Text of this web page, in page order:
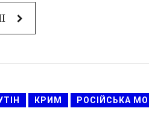
КРИМ РОСІЙСЬКА